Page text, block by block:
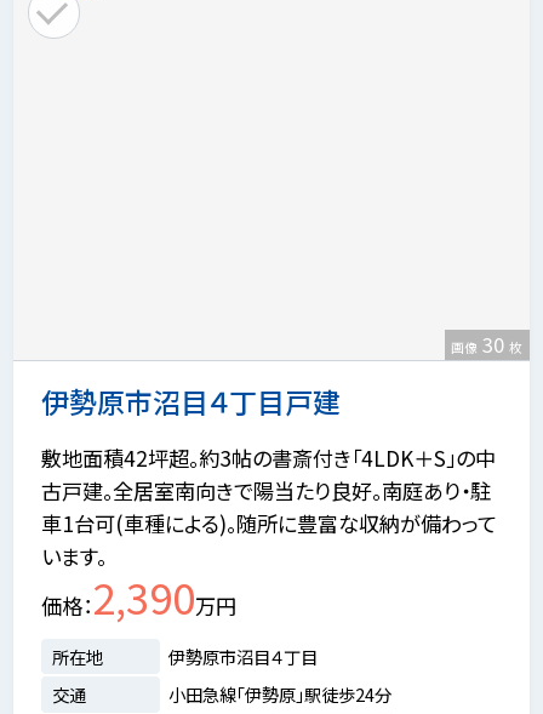
伊勢原市沼目４丁目戸建
画像 30 枚
敷地面積42坪超。約3帖の書斎付き「4LDK＋S」の中
古戸建。全居室南向きで陽当たり良好。南庭あり・駐
車1台可(車種による)。随所に豊富な収納が備わって
います。
価格 2,390万円
所在地
伊勢原市沼目４丁目
交通
小田急線「伊勢原」駅徒歩24分